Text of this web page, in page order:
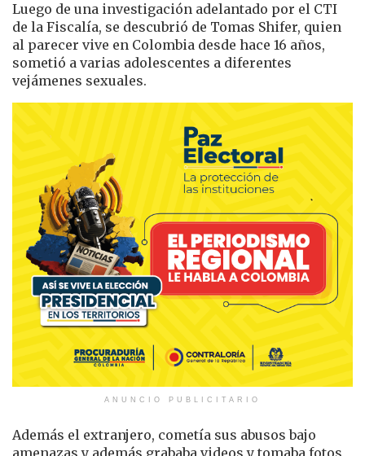
Luego de una investigación adelantado por el CTI
de la Fiscalía, se descubrió de Tomas Shifer, quien
al parecer vive en Colombia desde hace 16 años,
sometió a varias adolescentes a diferentes
vejámenes sexuales.
ANUNCIO PUBLICITARIO
Además el extranjero, cometía sus abusos bajo
amenazas y además grababa videos y tomaba fotos